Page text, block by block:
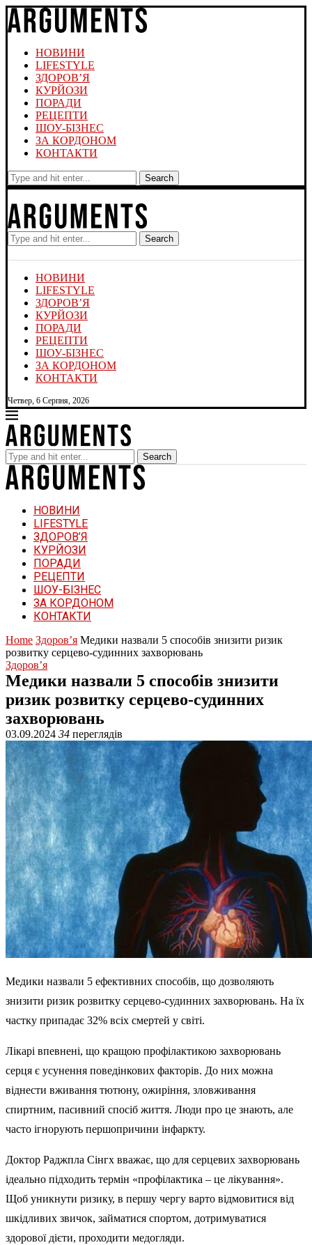
НОВИНИ
LIFESTYLE
ЗДОРОВ’Я
КУРЙОЗИ
ПОРАДИ
РЕЦЕПТИ
ШОУ-БІЗНЕС
ЗА КОРДОНОМ
КОНТАКТИ
Search
Search
НОВИНИ
LIFESTYLE
ЗДОРОВ’Я
КУРЙОЗИ
ПОРАДИ
РЕЦЕПТИ
ШОУ-БІЗНЕС
ЗА КОРДОНОМ
КОНТАКТИ
Четвер, 6 Серпня, 2026
Search
НОВИНИ
LIFESTYLE
ЗДОРОВ’Я
КУРЙОЗИ
ПОРАДИ
РЕЦЕПТИ
ШОУ-БІЗНЕС
ЗА КОРДОНОМ
КОНТАКТИ
Home Здоров’я Медики назвали 5 способів знизити ризик
розвитку серцево-судинних захворювань
Здоров’я
Медики назвали 5 способів знизити
ризик розвитку серцево-судинних
захворювань
03.09.2024 34 переглядів
Медики назвали 5 ефективних способів, що дозволяють
знизити ризик розвитку серцево-судинних захворювань. На їх
частку припадає 32% всіх смертей у світі.
Лікарі впевнені, що кращою профілактикою захворювань
серця є усунення поведінкових факторів. До них можна
віднести вживання тютюну, ожиріння, зловживання
спиртним, пасивний спосіб життя. Люди про це знають, але
часто ігнорують першопричини інфаркту.
Доктор Раджпла Сінгх вважає, що для серцевих захворювань
ідеально підходить термін «профілактика – це лікування».
Щоб уникнути ризику, в першу чергу варто відмовитися від
шкідливих звичок, займатися спортом, дотримуватися
здорової дієти, проходити медогляди.